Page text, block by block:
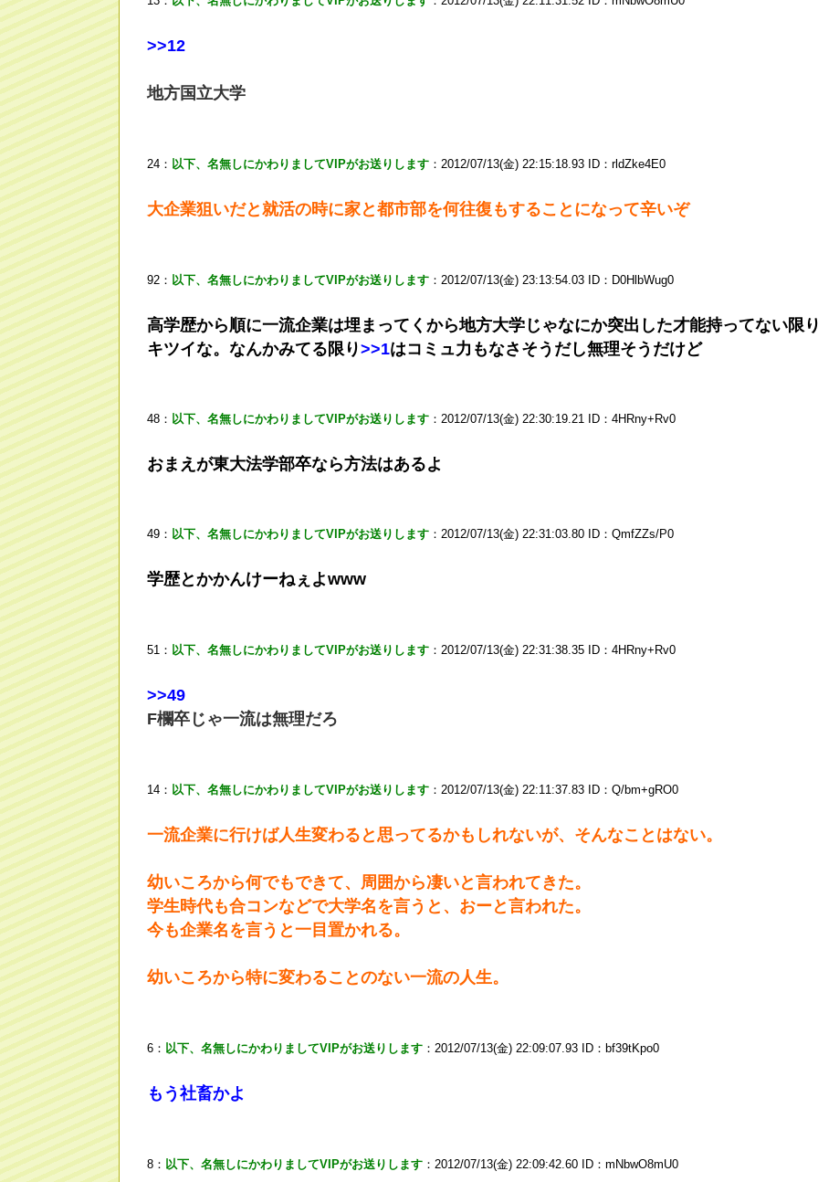
>>12
地方国立大学
24： 以下、名無しにかわりましてVIPがお送りします ：2012/07/13(金) 22:15:18.93 ID：rldZke4E0
大企業狙いだと就活の時に家と都市部を何往復もすることになって辛いぞ
92： 以下、名無しにかわりましてVIPがお送りします ：2012/07/13(金) 23:13:54.03 ID：D0HlbWug0
高学歴から順に一流企業は埋まってくから地方大学じゃなにか突出した才能持ってない限
キツイな。なんかみてる限り>>1はコミュ力もなさそうだし無理そうだけど
48： 以下、名無しにかわりましてVIPがお送りします ：2012/07/13(金) 22:30:19.21 ID：4HRny+Rv0
おまえが東大法学部卒なら方法はあるよ
49： 以下、名無しにかわりましてVIPがお送りします ：2012/07/13(金) 22:31:03.80 ID：QmfZZs/P0
学歴とかかんけーねぇよwww
51： 以下、名無しにかわりましてVIPがお送りします ：2012/07/13(金) 22:31:38.35 ID：4HRny+Rv0
>>49
F欄卒じゃ一流は無理だろ
14： 以下、名無しにかわりましてVIPがお送りします ：2012/07/13(金) 22:11:37.83 ID：Q/bm+gRO0
一流企業に行けば人生変わると思ってるかもしれないが、そんなことはない。
幼いころから何でもできて、周囲から凄いと言われてきた。
学生時代も合コンなどで大学名を言うと、おーと言われた。
今も企業名を言うと一目置かれる。
幼いころから特に変わることのない一流の人生。
6： 以下、名無しにかわりましてVIPがお送りします ：2012/07/13(金) 22:09:07.93 ID：bf39tKpo0
もう社畜かよ
8： 以下、名無しにかわりましてVIPがお送りします ：2012/07/13(金) 22:09:42.60 ID：mNbwO8mU0